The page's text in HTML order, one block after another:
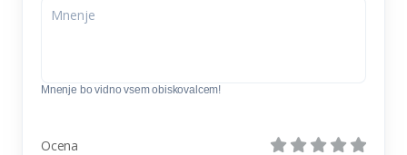
Mnenje bo vidno vsem obiskovalcem!
Ocena